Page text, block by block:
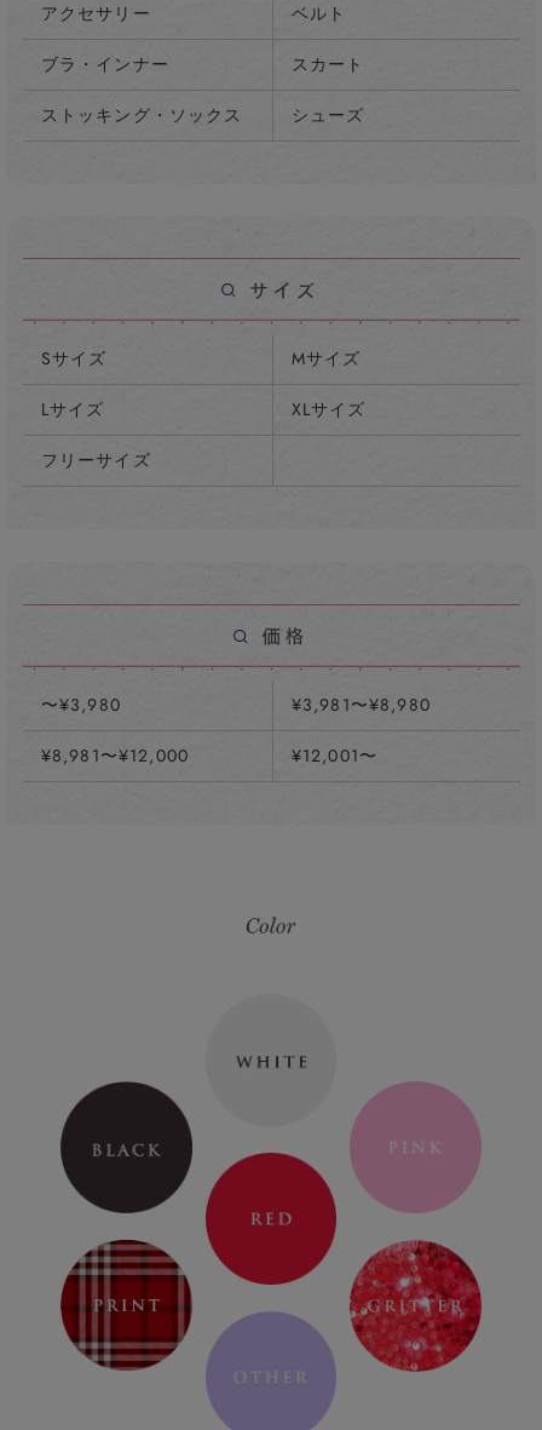
アクセサリー ベルト
ブラ・インナー スカート
ストッキング・ソックス シューズ
Sサイズ Mサイズ
Lサイズ XLサイズ
フリーサイズ
〜¥3,980 ¥3,981〜¥8,980
¥8,981〜¥12,000 ¥12,001〜